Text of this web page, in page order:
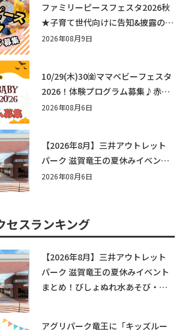
ファミリーピースフェスタ2026秋
★子育て世代向けに告知&披露の場
として♪ステージ又はブース出店
2026年08月9日
10/29(木)30㈮ママベビーフェスタ
2026！体験プログラム募集♪赤ち
ゃん向けイベントに出演しません
2026年08月6日
【2026年8月】三井アウトレット
パーク 滋賀竜王の夏休みイベント
まとめ！びしょぬれ水あそび・激
2026年08月6日
セスランキング
【2026年8月】三井アウトレット
パーク 滋賀竜王の夏休みイベント
まとめ！びしょぬれ水あそび・激
アグリパーク竜王に「キッズルー